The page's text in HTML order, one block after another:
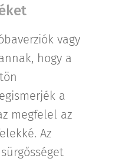
vagy
hogy a
a
megfelel az
Az